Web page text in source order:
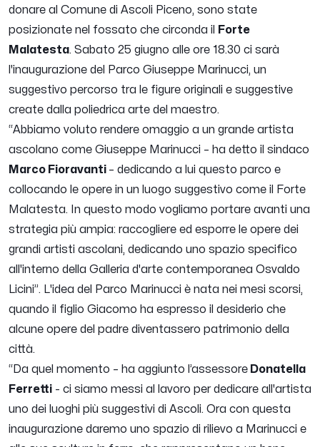
donare al Comune di Ascoli Piceno, sono state
posizionate nel fossato che circonda il
Forte
Malatesta. Sabato 25 giugno alle ore 18.30 ci sarà
l'inaugurazione del Parco Giuseppe Marinucci, un
suggestivo percorso tra le figure originali e suggestive
create dalla poliedrica arte del maestro.
“Abbiamo voluto rendere omaggio a un grande artista
ascolano come Giuseppe Marinucci – ha detto il sindaco
Marco Fioravanti – dedicando a lui questo parco e
collocando le opere in un luogo suggestivo come il Forte
Malatesta. In questo modo vogliamo portare avanti una
strategia più ampia: raccogliere ed esporre le opere dei
grandi artisti ascolani, dedicando uno spazio specifico
all'interno della Galleria d'arte contemporanea Osvaldo
Licini”. L'idea del Parco Marinucci è nata nei mesi scorsi,
quando il figlio Giacomo ha espresso il desiderio che
alcune opere del padre diventassero patrimonio della
città.
“ Da quel momento – ha aggiunto l’assessore Donatella
Ferretti - ci siamo messi al lavoro per dedicare all'artista
uno dei luoghi più suggestivi di Ascoli. Ora con questa
inaugurazione daremo uno spazio di rilievo a Marinucci e